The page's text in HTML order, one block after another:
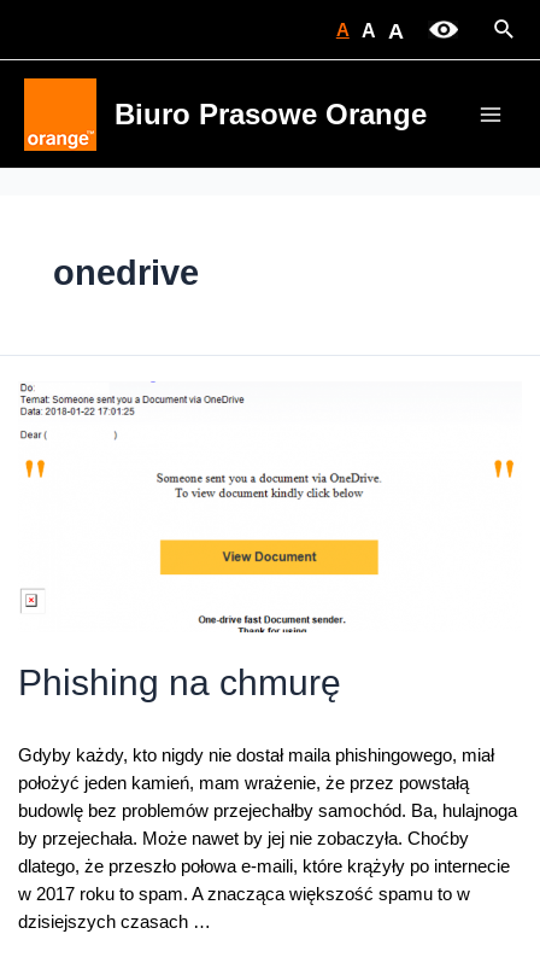
A A A
Biuro Prasowe Orange
onedrive
Phishing na chmurę
Gdyby każdy, kto nigdy nie dostał maila phishingowego, miał
położyć jeden kamień, mam wrażenie, że przez powstałą
budowlę bez problemów przejechałby samochód. Ba, hulajnoga
by przejechała. Może nawet by jej nie zobaczyła. Choćby
dlatego, że przeszło połowa e-maili, które krążyły po internecie
w 2017 roku to spam. A znacząca większość spamu to w
dzisiejszych czasach …